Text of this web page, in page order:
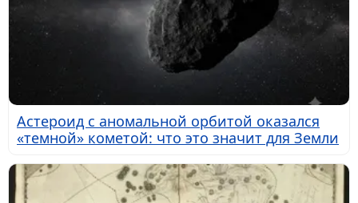
Астероид с аномальной орбитой оказался
«темной» кометой: что это значит для Земли